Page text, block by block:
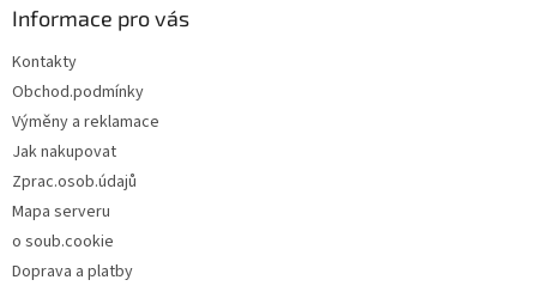
Informace pro vás
Kontakty
Obchod.podmínky
Výměny a reklamace
Jak nakupovat
Zprac.osob.údajů
Mapa serveru
o soub.cookie
Doprava a platby